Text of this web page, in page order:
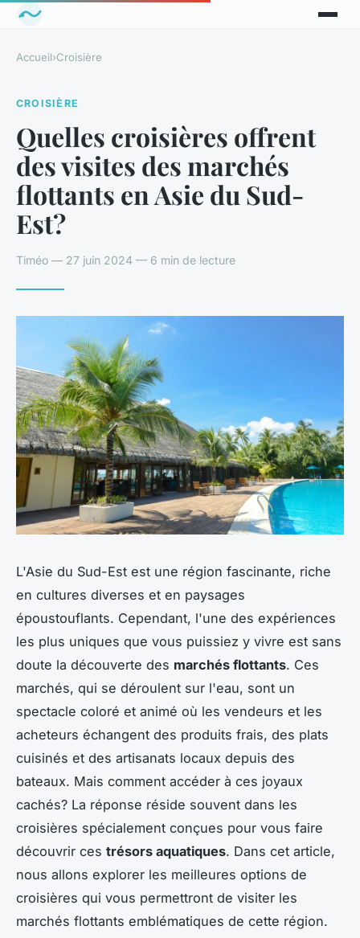
Accueil›Croisière
CROISIÈRE
Quelles croisières offrent
des visites des marchés
flottants en Asie du Sud-
Est?
Timéo — 27 juin 2024 — 6 min de lecture
L'Asie du Sud-Est est une région fascinante, riche
en cultures diverses et en paysages
époustouflants. Cependant, l'une des expériences
les plus uniques que vous puissiez y vivre est sans
doute la découverte des marchés flottants. Ces
marchés, qui se déroulent sur l'eau, sont un
spectacle coloré et animé où les vendeurs et les
acheteurs échangent des produits frais, des plats
cuisinés et des artisanats locaux depuis des
bateaux. Mais comment accéder à ces joyaux
cachés? La réponse réside souvent dans les
croisières spécialement conçues pour vous faire
découvrir ces trésors aquatiques. Dans cet article,
nous allons explorer les meilleures options de
croisières qui vous permettront de visiter les
marchés flottants emblématiques de cette région.